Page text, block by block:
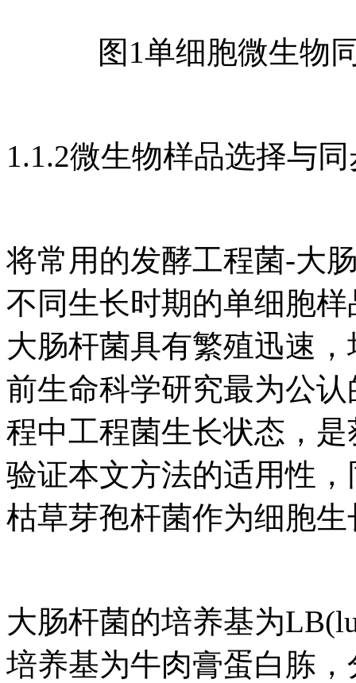
图1单细胞微生物
1.1.2微生物样品选择与
将常用的发酵工程菌-大
不同生长时期的单细胞
大肠杆菌具有繁殖迅速
前生命科学研究最为公
程中工程菌生长状态，
验证本文方法的适用性
枯草芽孢杆菌作为细胞
大肠杆菌的培养基为
培养基为牛肉膏蛋白胨